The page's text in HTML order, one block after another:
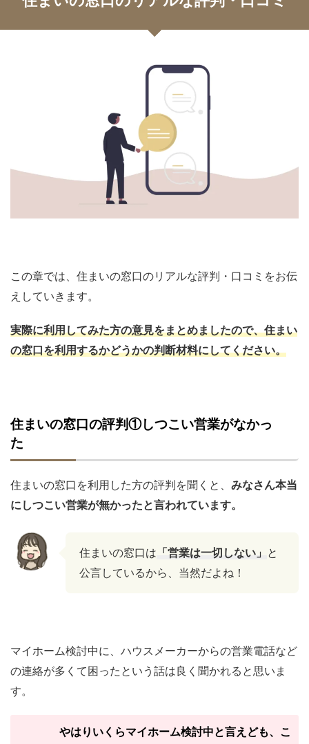
この章では、住まいの窓口のリアルな評判・口コミをお伝
えしていきます。
実際に利用してみた方の意見をまとめましたので、住まい
の窓口を利用するかどうかの判断材料にしてください。
住まいの窓口の評判①しつこい営業がなかっ
た
住まいの窓口を利用した方の評判を聞くと、 みなさん本当
にしつこい営業が無かったと言われています。
住まいの窓口は 「営業は一切しない」 と
公言しているから、当然だよね！
マイホーム検討中に、ハウスメーカーからの営業電話など
の連絡が多くて困ったという話は良く聞かれると思いま
す。
やはりいくらマイホーム検討中と言えども、こ